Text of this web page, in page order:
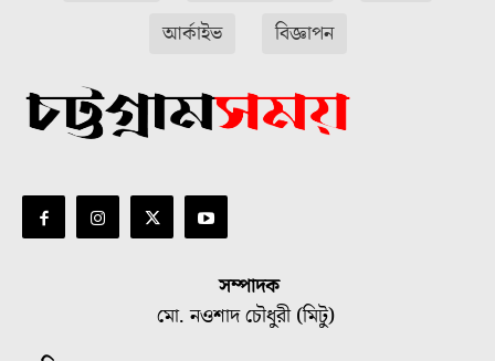
আর্কাইভ
বিজ্ঞাপন
সম্পাদক
মো. নওশাদ চৌধুরী (মিটু)